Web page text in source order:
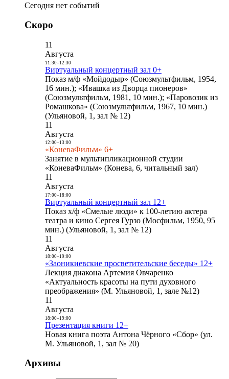
Сегодня нет событий
Скоро
11
Августа
11:30- 12:30
Виртуальный концертный зал 0+
Показ м/ф «Мойдодыр» (Союзмультфильм, 1954,
16 мин.); «Ивашка из Дворца пионеров»
(Союзмультфильм, 1981, 10 мин.); «Паровозик из
Ромашкова» (Союзмультфильм, 1967, 10 мин.)
(Ульяновой, 1, зал № 12)
11
Августа
12:00- 13:00
«КоневаФильм» 6+
Занятие в мультипликационной студии
«КоневаФильм» (Конева, 6, читальный зал)
11
Августа
17:00- 18:00
Виртуальный концертный зал 12+
Показ х/ф «Смелые люди» к 100-летию актера
театра и кино Сергея Гурзо (Мосфильм, 1950, 95
мин.) (Ульяновой, 1, зал № 12)
11
Августа
18:00- 19:00
«Заоникиевские просветительские беседы» 12+
Лекция диакона Артемия Овчаренко
«Актуальность красоты на пути духовного
преображения» (М. Ульяновой, 1, зале №12)
11
Августа
18:00- 19:00
Презентация книги 12+
Новая книга поэта Антона Чёрного «Сбор» (ул.
М. Ульяновой, 1, зал № 20)
Архивы